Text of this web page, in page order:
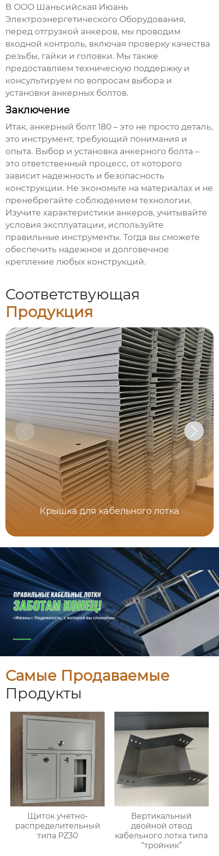
В ООО Шаньсийская Июань
Электроэнергетического Оборудования,
перед отгрузкой анкеров, мы проводим
входной контроль, включая проверку качества
резьбы, гайки и головки. Мы также
предоставляем техническую поддержку и
консультируем по вопросам выбора и
установки анкерных болтов.
Заключение
Итак, анкерный болт 180 – это не просто деталь,
это инструмент, требующий понимания и
опыта. Выбор и установка анкерного болта –
это ответственный процесс, от которого
зависит надежность и безопасность
конструкции. Не экономьте на материалах и не
пренебрегайте соблюдением технологии.
Изучите характеристики анкеров, учитывайте
условия эксплуатации, используйте
правильные инструменты. Тогда вы сможете
обеспечить надежное и долговечное
крепление любых конструкций.
Соответствующая
Продукция
Крышка для кабельного лотка
Самые Продаваемые
Продукты
Щиток учетно-
распределительный
типа PZ30
Вертикальный
двойной отвод
кабельного лотка типа
“тройник”